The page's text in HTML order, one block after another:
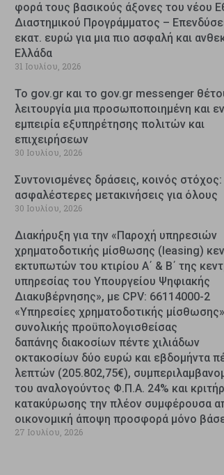
φορά τους βασικούς άξονες του νέου
Διαστημικού Προγράμματος –
εκατ. ευρώ για μια πιο ασφαλή και
Ελλάδα
31 Ιουλίου, 2026
Το gov.gr και το gov.gr messenger
λειτουργία μια προσωποποιημένη και
εμπειρία εξυπηρέτησης πολιτών και
επιχειρήσεων
30 Ιουλίου, 2026
Συντονισμένες δράσεις, κοινός στόχος:
ασφαλέστερες μετακινήσεις για όλους
30 Ιουλίου, 2026
Διακήρυξη για την «Παροχή υπηρεσιών
χρηματοδοτικής μίσθωσης (leasing)
εκτυπωτών του κτιρίου Α΄ & Β΄ της
υπηρεσίας του Υπουργείου Ψηφιακής
Διακυβέρνησης», με CPV: 66114000-2
«Υπηρεσίες χρηματοδοτικής
συνολικής προϋπολογισθείσας
δαπάνης διακοσίων πέντε χιλιάδων
οκτακοσίων δύο ευρώ και εβδομήντα
λεπτών (205.802,75€),
του αναλογούντος Φ.Π.Α. 24% και
κατακύρωσης την πλέον συμφέρουσα
οικονομική άποψη προσφορά μόνο
27 Ιουλίου, 2026